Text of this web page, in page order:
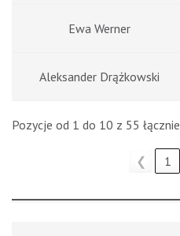
Ewa Werner
Aleksander Drążkowski
Pozycje od 1 do 10 z 55 łącznie
❮ 1